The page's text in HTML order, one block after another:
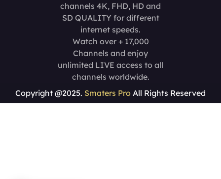
channels 4K, FHD, HD and
SD QUALITY for different
internet speeds.
Watch over + 17,000
Channels and enjoy
unlimited LIVE access to all
channels worldwide.
Copyright @2025. Smaters Pro All Rights Reserved